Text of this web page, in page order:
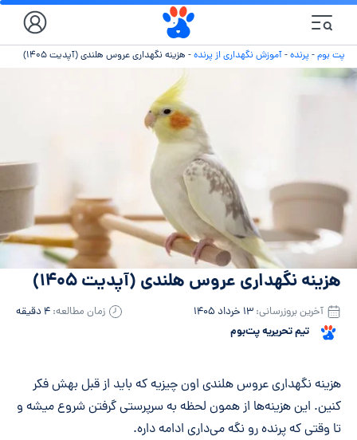
پت بوم- پرنده-آموزش نگهداری از پرنده- هزینه نگهداری عروس هلندی (آپدیت ۱۴۰۵)
هزینه نگهداری عروس هلندی (آپدیت ۱۴۰۵)
تیم تحریریه پت‌بوم
آخرین بروزرسانی: ۱۳ خرداد ۱۴۰۵ زمان مطالعه: ۴ دقیقه
خلاصه مقاله
هزینه نگهداری عروس هلندی اون چیزیه که باید از قبل بهش فکر
کنین. این هزینه‌ها از همون لحظه به سرپرستی گرفتن شروع میشه و
تا وقتی که پرنده رو نگه می‌داری ادامه داره.